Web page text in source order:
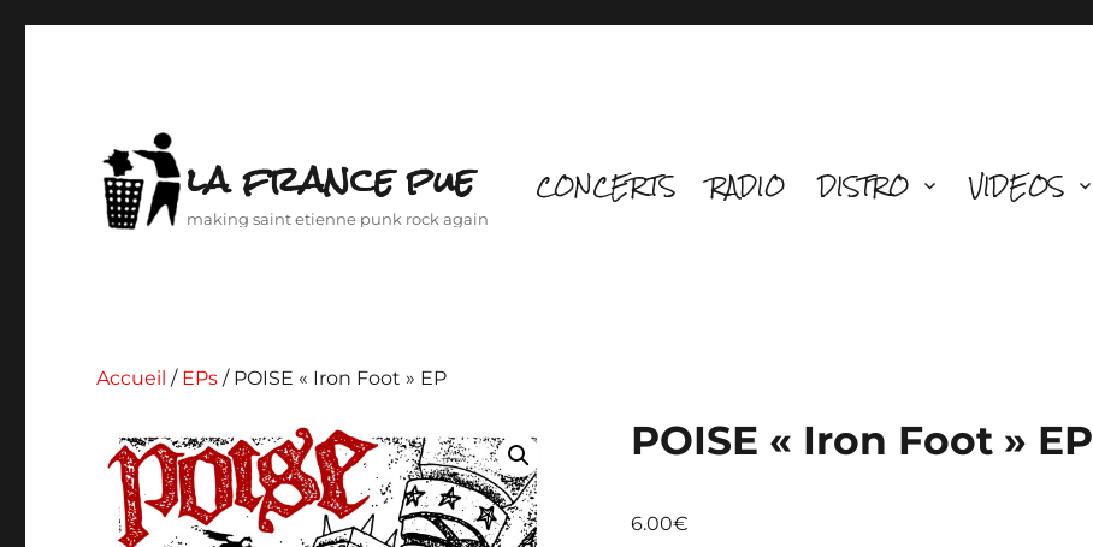
la france pue
making saint etienne punk rock again
CONCERTS RADIO DISTRO VIDEOS
Accueil / EPs / POISE « Iron Foot » EP
POISE « Iron Foot » EP
6.00€